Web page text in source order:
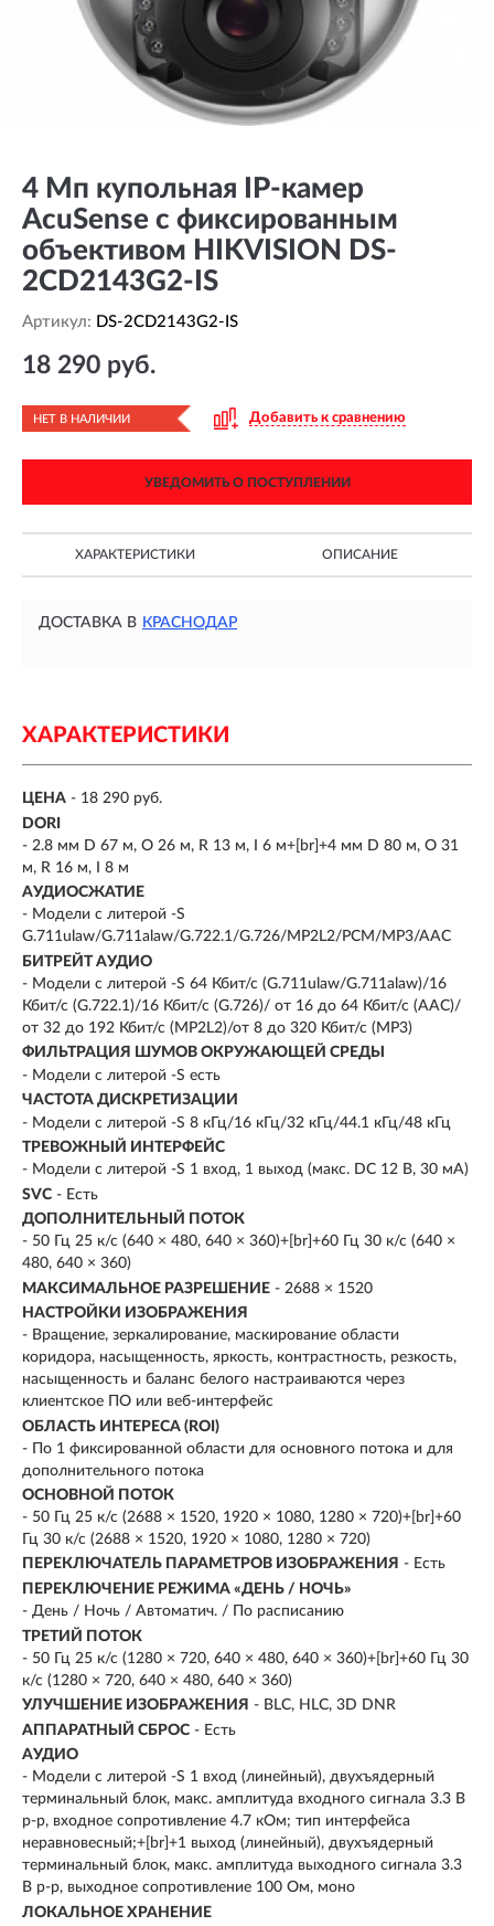
4 Мп купольная IP-камер
AcuSense с фиксированным
объективом HIKVISION DS-
2CD2143G2-IS
Артикул: DS-2CD2143G2-IS
18 290 руб.
НЕТ В НАЛИЧИИ Добавить к сравнению
УВЕДОМИТЬ О ПОСТУПЛЕНИИ
ХАРАКТЕРИСТИКИ ОПИСАНИЕ
ДОСТАВКА В КРАСНОДАР
ХАРАКТЕРИСТИКИ
ЦЕНА - 18 290 руб.
DORI
- 2.8 мм D 67 м, O 26 м, R 13 м, I 6 м+[br]+4 мм D 80 м, O 31
м, R 16 м, I 8 м
АУДИОСЖАТИЕ
- Модели с литерой -S
G.711ulaw/G.711alaw/G.722.1/G.726/MP2L2/PCM/MP3/AAC
БИТРЕЙТ АУДИО
- Модели с литерой -S 64 Кбит/с (G.711ulaw/G.711alaw)/16
Кбит/с (G.722.1)/16 Кбит/с (G.726)/ от 16 до 64 Кбит/с (AAC)/
от 32 до 192 Кбит/с (MP2L2)/от 8 до 320 Кбит/с (MP3)
ФИЛЬТРАЦИЯ ШУМОВ ОКРУЖАЮЩЕЙ СРЕДЫ
- Модели с литерой -S есть
ЧАСТОТА ДИСКРЕТИЗАЦИИ
- Модели с литерой -S 8 кГц/16 кГц/32 кГц/44.1 кГц/48 кГц
ТРЕВОЖНЫЙ ИНТЕРФЕЙС
- Модели с литерой -S 1 вход, 1 выход (макс. DC 12 В, 30 мA)
SVC - Есть
ДОПОЛНИТЕЛЬНЫЙ ПОТОК
- 50 Гц 25 к/с (640 × 480, 640 × 360)+[br]+60 Гц 30 к/с (640 ×
480, 640 × 360)
МАКСИМАЛЬНОЕ РАЗРЕШЕНИЕ - 2688 × 1520
НАСТРОЙКИ ИЗОБРАЖЕНИЯ
- Вращение, зеркалирование, маскирование области
коридора, насыщенность, яркость, контрастность, резкость,
насыщенность и баланс белого настраиваются через
клиентское ПО или веб-интерфейс
ОБЛАСТЬ ИНТЕРЕСА (ROI)
- По 1 фиксированной области для основного потока и для
дополнительного потока
ОСНОВНОЙ ПОТОК
- 50 Гц 25 к/с (2688 × 1520, 1920 × 1080, 1280 × 720)+[br]+60
Гц 30 к/с (2688 × 1520, 1920 × 1080, 1280 × 720)
ПЕРЕКЛЮЧАТЕЛЬ ПАРАМЕТРОВ ИЗОБРАЖЕНИЯ - Есть
ПЕРЕКЛЮЧЕНИЕ РЕЖИМА «ДЕНЬ / НОЧЬ»
- День / Ночь / Автоматич. / По расписанию
ТРЕТИЙ ПОТОК
- 50 Гц 25 к/с (1280 × 720, 640 × 480, 640 × 360)+[br]+60 Гц 30
к/с (1280 × 720, 640 × 480, 640 × 360)
УЛУЧШЕНИЕ ИЗОБРАЖЕНИЯ - BLC, HLC, 3D DNR
АППАРАТНЫЙ СБРОС - Есть
АУДИО
- Модели с литерой -S 1 вход (линейный), двухъядерный
терминальный блок, макс. амплитуда входного сигнала 3.3 В
p-p, входное сопротивление 4.7 кОм; тип интерфейса
неравновесный;+[br]+1 выход (линейный), двухъядерный
терминальный блок, макс. амплитуда выходного сигнала 3.3
В p-p, выходное сопротивление 100 Ом, моно
ЛОКАЛЬНОЕ ХРАНЕНИЕ